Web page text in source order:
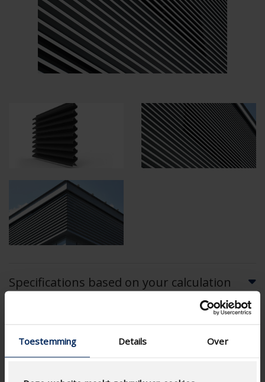
Toestemming Details Over
Specifications based on your calculation